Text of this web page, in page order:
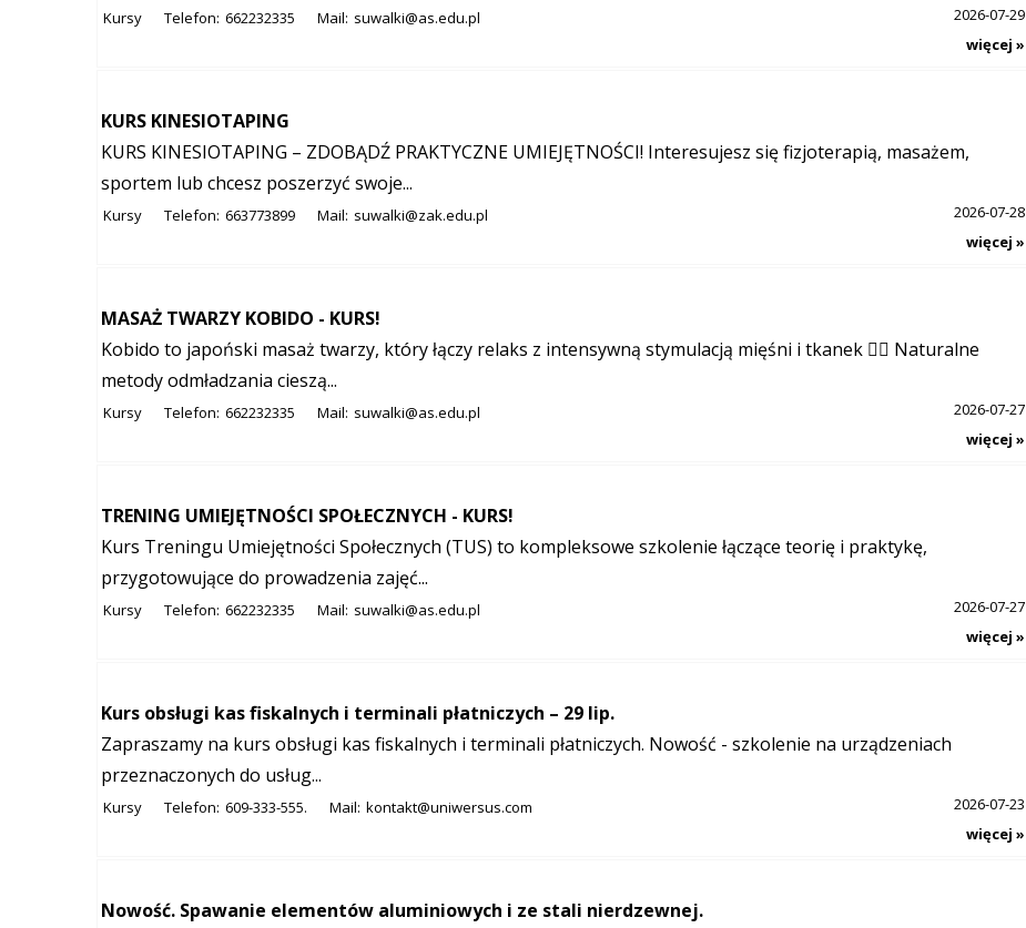
Kursy Telefon: 662232335 Mail: suwalki@as.edu.pl
2026-07-29
więcej »
KURS KINESIOTAPING
KURS KINESIOTAPING – ZDOBĄDŹ PRAKTYCZNE UMIEJĘTNOŚCI! Interesujesz się fizjoterapią, masażem,
sportem lub chcesz poszerzyć swoje...
Kursy Telefon: 663773899 Mail: suwalki@zak.edu.pl
2026-07-28
więcej »
MASAŻ TWARZY KOBIDO - KURS!
Kobido to japoński masaż twarzy, który łączy relaks z intensywną stymulacją mięśni i tkanek 💆‍♀️ Naturalne
metody odmładzania cieszą...
Kursy Telefon: 662232335 Mail: suwalki@as.edu.pl
2026-07-27
więcej »
TRENING UMIEJĘTNOŚCI SPOŁECZNYCH - KURS!
Kurs Treningu Umiejętności Społecznych (TUS) to kompleksowe szkolenie łączące teorię i praktykę,
przygotowujące do prowadzenia zajęć...
Kursy Telefon: 662232335 Mail: suwalki@as.edu.pl
2026-07-27
więcej »
Kurs obsługi kas fiskalnych i terminali płatniczych – 29 lip.
Zapraszamy na kurs obsługi kas fiskalnych i terminali płatniczych. Nowość - szkolenie na urządzeniach
przeznaczonych do usług...
Kursy Telefon: 609-333-555. Mail: kontakt@uniwersus.com
2026-07-23
więcej »
Nowość. Spawanie elementów aluminiowych i ze stali nierdzewnej.